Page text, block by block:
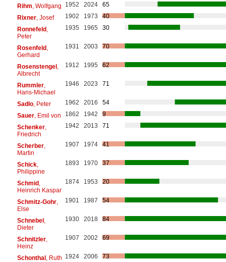
Rihm , Wolfgang 1952 2024
65
Rixner, Josef 1902 1973
40
Ronnefeld,
Peter
1935 1965 30
Rosenfeld,
Gerhard
1931 2003 70
Rosenstengel,
Albrecht
1912 1995 62
Rummler,
Hans-Michael
1946 2023 71
Sadlo, Peter 1962 2016
54
Sauer, Emil von 1862 1942
9
Schenker,
Friedrich
1942 2013 71
Scherber,
Martin
1907 1974 41
Schick,
Philippine
1893 1970 37
Schmid,
Heinrich Kaspar
1874 1953 20
Schmitz-Gohr,
Else
1901 1987 54
Schnebel,
Dieter
1930 2018 84
Schnitzler,
Heinz
1907 2002 69
Schonthal, Ruth 1924 2006
73